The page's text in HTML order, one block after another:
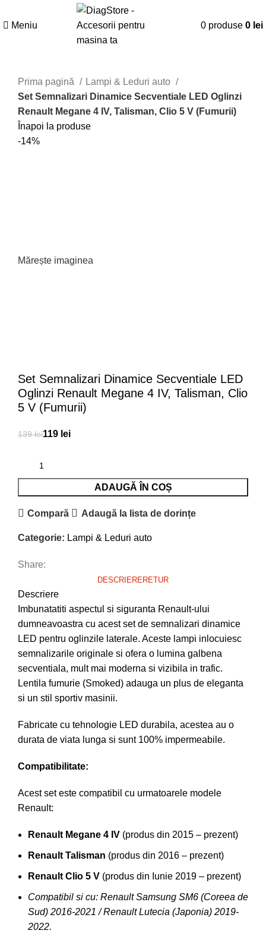
Meniu 0 produse 0 lei
Prima pagină
Lampi & Leduri auto
Set Semnalizari Dinamice Secventiale LED Oglinzi
Renault Megane 4 IV, Talisman, Clio 5 V (Fumurii)
Înapoi la produse
-14%
Mărește imaginea
Set Semnalizari Dinamice Secventiale LED
Oglinzi Renault Megane 4 IV, Talisman, Clio
5 V (Fumurii)
139lei119 lei
ADAUGĂ ÎN COȘ
Compară Adaugă la lista de dorințe
Categorie: Lampi & Leduri auto
Share:
DESCRIERERETUR
Descriere
Imbunatatiti aspectul si siguranta Renault-ului
dumneavoastra cu acest set de semnalizari dinamice
LED pentru oglinzile laterale. Aceste lampi inlocuiesc
semnalizarile originale si ofera o lumina galbena
secventiala, mult mai moderna si vizibila in trafic.
Lentila fumurie (Smoked) adauga un plus de eleganta
si un stil sportiv masinii.
Fabricate cu tehnologie LED durabila, acestea au o
durata de viata lunga si sunt 100% impermeabile.
Compatibilitate:
Acest set este compatibil cu urmatoarele modele
Renault:
Renault Megane 4 IV (produs din 2015 – prezent)
Renault Talisman (produs din 2016 – prezent)
Renault Clio 5 V (produs din Iunie 2019 – prezent)
Compatibil si cu: Renault Samsung SM6 (Coreea de
Sud) 2016-2021 / Renault Lutecia (Japonia) 2019-
2022.